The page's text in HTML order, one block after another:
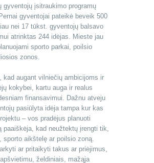
gyventojų įsitraukimo programų
gyventojai pateikė beveik 500
nei 17 tūkst. gyventojų balsavo
atrinktas 244 idėjas. Mieste jau
sporto parkai, poilsio
zonos.
kad augant vilniečių ambicijoms ir
kokybei, kartu auga ir realus
finansavimui. Dažnu atveju
pasiūlyta idėja tampa kur kas
– vos pradėjus planuoti
paaiškėja, kad neužtektų įrengti tik,
sporto aikštelę ar poilsio zoną.
ar pritaikyti takus ar priėjimus,
želdiniais, mažąja